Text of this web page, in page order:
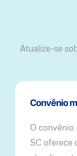
Atualize-se
Convênio
O convênio
SC oferece